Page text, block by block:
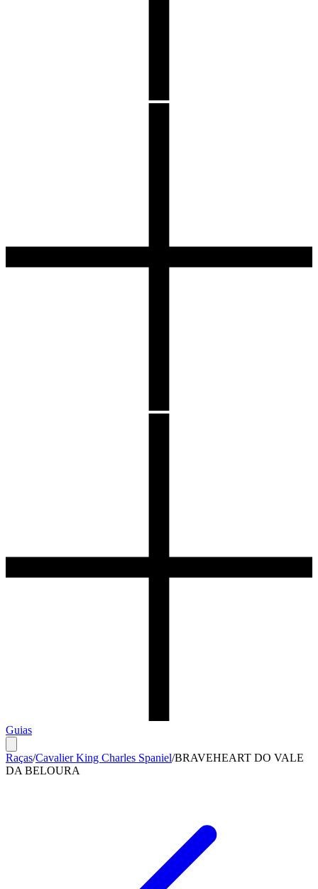
Guias
Raças/Cavalier King Charles Spaniel/BRAVEHEART DO VALE
DA BELOURA